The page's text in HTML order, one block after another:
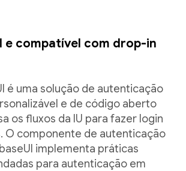
e compatível com drop-in
é uma solução de autenticação
e de código aberto
os fluxos da IU para fazer login
O componente de autenticação
implementa práticas
para autenticação em